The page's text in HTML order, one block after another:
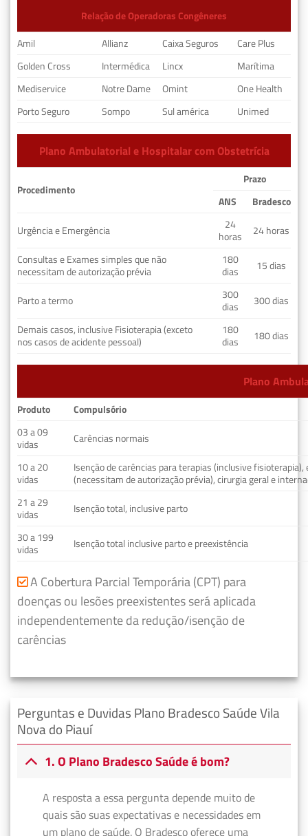
Relação de Operadoras Congêneres
Amil
Allianz Caixa Seguros
Care Plus
Golden Cross
Intermédica Lincx
Marítima
Mediservice
Notre Dame Omint
One Health
Porto Seguro
Sompo Sul américa Unimed
Plano Ambulatorial e Hospitalar com Obstetrícia
Procedimento
Prazo
ANS
Bradesco
Urgência e Emergência
24
horas
24 horas
Consultas e Exames simples que não
necessitam de autorização prévia
180
dias
15 dias
Parto a termo
300
dias
300 dias
Demais casos, inclusive Fisioterapia (exceto
nos casos de acidente pessoal)
180
dias
180 dias
Plano
Produto
Compulsório
03 a 09
vidas
Carências normais
10 a 20
vidas
Isenção de carências para terapias (inclusive fisioterapia),
(necessitam de autorização prévia), cirurgia geral e
21 a 29
vidas
Isenção total, inclusive parto
30 a 199
vidas
Isenção total inclusive parto e preexistência
A Cobertura Parcial Temporária (CPT) para
doenças ou lesões preexistentes será aplicada
independentemente da redução/isenção de
carências
Perguntas e Duvidas Plano Bradesco Saúde Vila
Nova do Piauí
1. O Plano Bradesco Saúde é bom?
A resposta a essa pergunta depende muito de
quais são suas expectativas e necessidades em
um plano de saúde. O Bradesco oferece uma